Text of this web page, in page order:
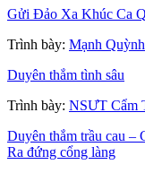
Gửi Đảo Xa Khúc Ca
Trình bày: Mạnh Quỳnh
Duyên thắm tình sâu
Trình bày: NSƯT Cẩm
Duyên thắm trầu cau –
Ra đứng cổng làng